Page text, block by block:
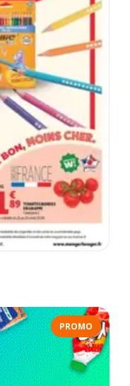
PROMO